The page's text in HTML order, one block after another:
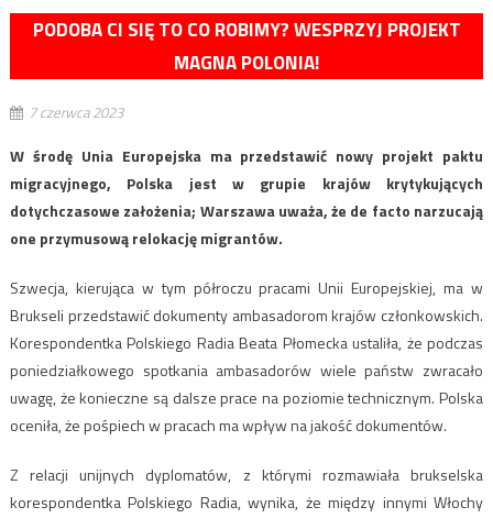
PODOBA CI SIĘ TO CO ROBIMY? WESPRZYJ PROJEKT
MAGNA POLONIA!
7 czerwca 2023
W środę Unia Europejska ma przedstawić nowy projekt paktu
migracyjnego, Polska jest w grupie krajów krytykujących
dotychczasowe założenia; Warszawa uważa, że de facto narzucają
one przymusową relokację migrantów.
Szwecja, kierująca w tym półroczu pracami Unii Europejskiej, ma w
Brukseli przedstawić dokumenty ambasadorom krajów członkowskich.
Korespondentka Polskiego Radia Beata Płomecka ustaliła, że podczas
poniedziałkowego spotkania ambasadorów wiele państw zwracało
uwagę, że konieczne są dalsze prace na poziomie technicznym. Polska
oceniła, że pośpiech w pracach ma wpływ na jakość dokumentów.
Z relacji unijnych dyplomatów, z którymi rozmawiała brukselska
korespondentka Polskiego Radia, wynika, że między innymi Włochy